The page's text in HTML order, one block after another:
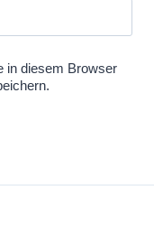
in diesem Browser